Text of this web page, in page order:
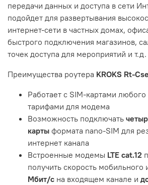
передачи данных и доступа в сети
подойдет для развертывания
интернет-сети в частных домах,
быстрого подключения магазинов,
точек доступа для мероприятий и т.д.
Преимущества роутера KROKS Rt-
Работает с SIM-картами
тарифами для модема
Возможность подключать
карты формата nano-SIM для
интернет канала
Встроенные модемы LTE cat.12
получить скорость мобильного
Мбит/c на входящем канале и